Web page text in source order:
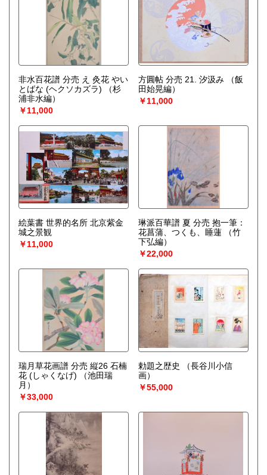
非水百花譜 分売 え 灸花 やい
とばな (ヘクソカズラ)
（杉
浦非水編）
￥11,000
方圓帖 分売 21. 汐汲み
（飯
田始晃編）
￥11,000
絵葉書 世界的名所 北京紫金
城之景観
￥11,000
琳派百華譜 夏 分売 抱一筆：
花菖蒲、つくも、睡蓮
（竹
下弘編）
￥22,000
瑞月草花画譜 分売 縦26 石楠
花 (しゃくなげ)
（池田瑞
月）
￥33,000
勅題之歴史
（長谷川小信
画）
￥55,000